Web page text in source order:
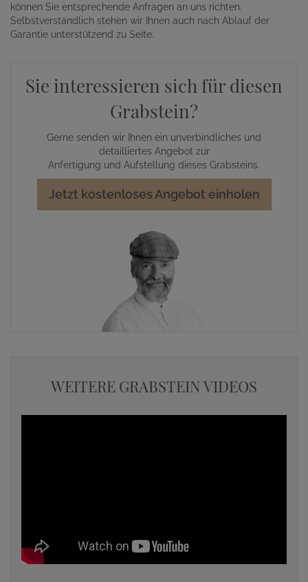
können Sie entsprechende Anfragen an uns richten.
Selbstverständlich stehen wir Ihnen auch nach Ablauf der
Garantie unterstützend zu Seite.
Sie interessieren sich für diesen
Grabstein?
Gerne senden wir Ihnen ein unverbindliches und
detailliertes Angebot zur
Anfertigung und Aufstellung dieses Grabsteins.
Jetzt kostenloses Angebot einholen
WEITERE GRABSTEIN VIDEOS